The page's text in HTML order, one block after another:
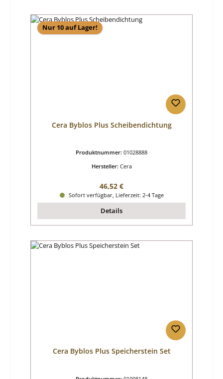
Nur 10 auf Lager!
Cera Byblos Plus Scheibendichtung
Produktnummer: 01028888
Hersteller: Cera
Regulärer Preis:
46,52 €
Sofort verfügbar, Lieferzeit: 2-4 Tage
Details
Cera Byblos Plus Speicherstein Set